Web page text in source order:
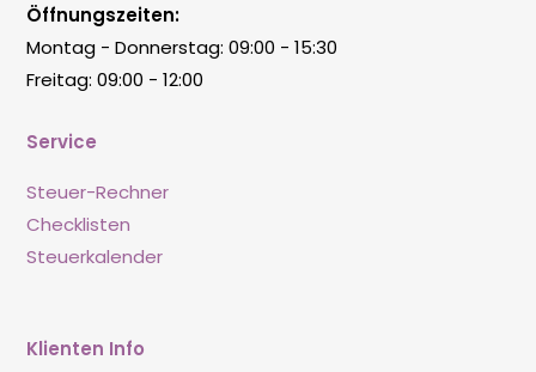
Service
Steuer-Rechner
Checklisten
Steuerkalender
Klienten Info
Öffnungszeiten:
Montag - Donnerstag: 09:00 - 15:30
Freitag: 09:00 - 12:00